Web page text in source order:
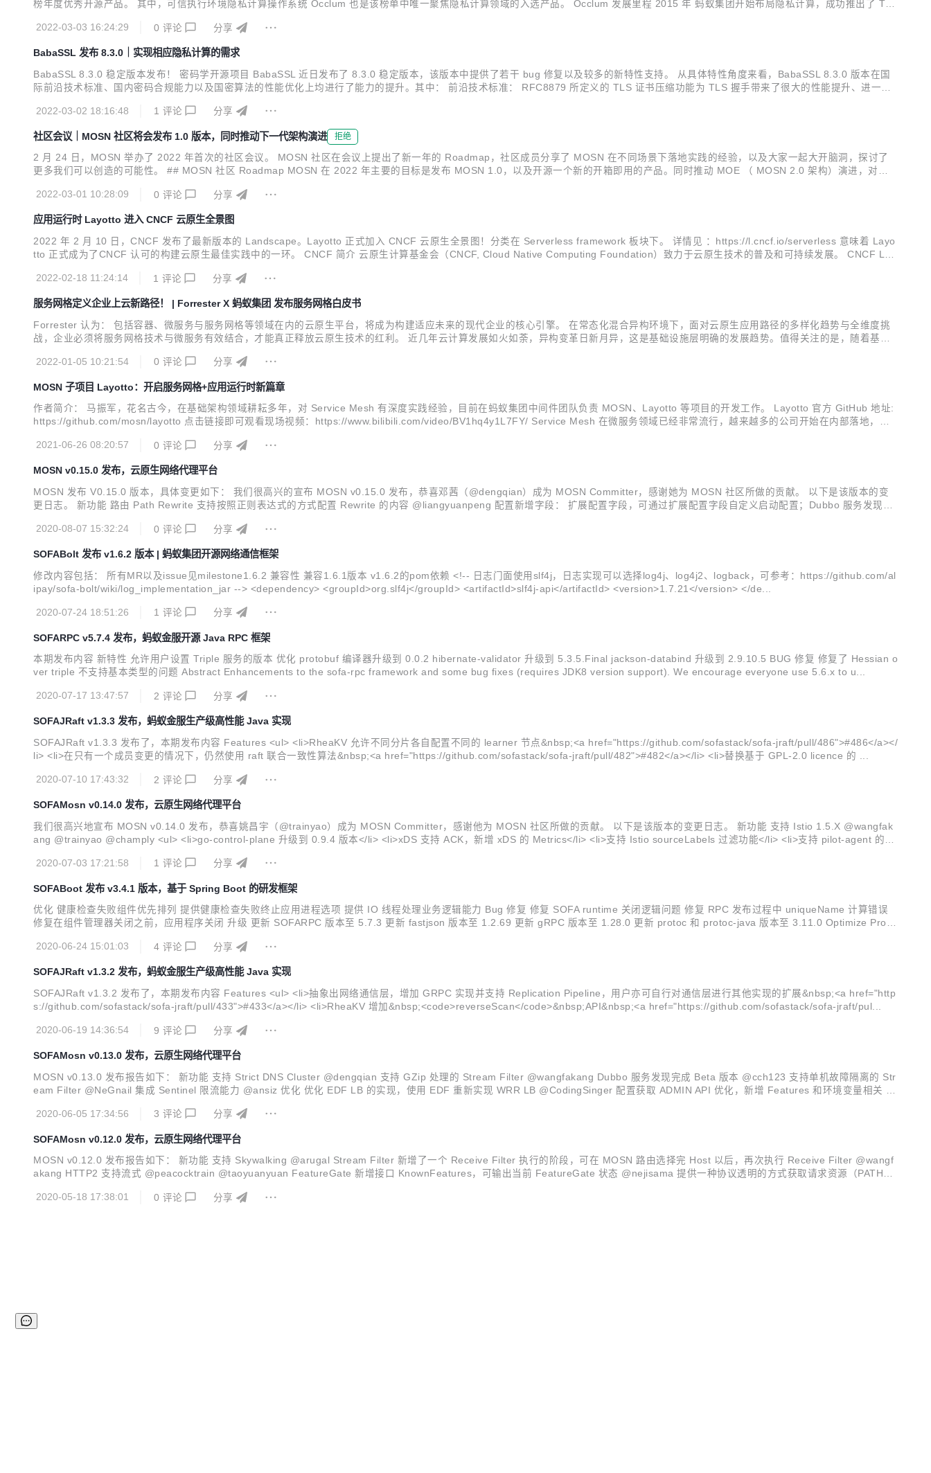
榜年度优秀开源产品。 其中，可信执行环境隐私计算操作系统 Occlum 也是该榜单中唯一聚焦隐私计算领域的入选产品。 Occlum 发展里程 2015 年 蚂蚁集团开始布局隐私计算，成功推出了 TE
2022-03-03 16:24:29
0 评论 分享
BabaSSL 发布 8.3.0｜实现相应隐私计算的需求
BabaSSL 8.3.0 稳定版本发布！ 密码学开源项目 BabaSSL 近日发布了 8.3.0 稳定版本，该版本中提供了若干 bug 修复以及较多的新特性支持。 从具体特性角度来看，BabaSSL 8.3.0 版本在国
际前沿技术标准、国内密码合规能力以及国密算法的性能优化上均进行了能力的提升。其中： 前沿技术标准： RFC8879 所定义的 TLS 证书压缩功能为 TLS 握手带来了很大的性能提升、进一步
2022-03-02 18:16:48
1 评论 分享
社区会议｜MOSN 社区将会发布 1.0 版本，同时推动下一代架构演进 拒绝
2 月 24 日，MOSN 举办了 2022 年首次的社区会议。 MOSN 社区在会议上提出了新一年的 Roadmap，社区成员分享了 MOSN 在不同场景下落地实践的经验，以及大家一起大开脑洞，探讨了
更多我们可以创造的可能性。 ## MOSN 社区 Roadmap MOSN 在 2022 年主要的目标是发布 MOSN 1.0，以及开源一个新的开箱即用的产品。同时推动 MOE （ MOSN 2.0 架构）演进，对接
2022-03-01 10:28:09
0 评论 分享
应用运行时 Layotto 进入 CNCF 云原生全景图
2022 年 2 月 10 日，CNCF 发布了最新版本的 Landscape。Layotto 正式加入 CNCF 云原生全景图！分类在 Serverless framework 板块下。 详情见 ：https://l.cncf.io/serverless 意味着 Layo
tto 正式成为了CNCF 认可的构建云原生最佳实践中的一环。 CNCF 简介 云原生计算基金会（CNCF, Cloud Native Computing Foundation）致力于云原生技术的普及和可持续发展。 CNCF Lan
2022-02-18 11:24:14
1 评论 分享
服务网格定义企业上云新路径！ | Forrester X 蚂蚁集团 发布服务网格白皮书
Forrester 认为： 包括容器、微服务与服务网格等领域在内的云原生平台，将成为构建适应未来的现代企业的核心引擎。 在常态化混合异构环境下，面对云原生应用路径的多样化趋势与全维度挑
战，企业必须将服务网格技术与微服务有效结合，才能真正释放云原生技术的红利。 近几年云计算发展如火如荼，异构变革日新月异，这是基础设施层明确的发展趋势。值得关注的是，随着基础
最大化上云价值？ 服务网格（SOFAStack Mesh）是蚂蚁集团自主...
2022-01-05 10:21:54 0 评论 分享
MOSN 子项目 Layotto：开启服务网格+应用运行时新篇章
作者简介： 马振军，花名古今，在基础架构领域耕耘多年，对 Service Mesh 有深度实践经验，目前在蚂蚁集团中间件团队负责 MOSN、Layotto 等项目的开发工作。 Layotto 官方 GitHub 地址:
https://github.com/mosn/layotto 点击链接即可观看现场视频：https://www.bilibili.com/video/BV1hq4y1L7FY/ Service Mesh 在微服务领域已经非常流行，越来越多的公司开始在内部落地，蚂
2021-06-26 08:20:57
0 评论 分享
MOSN v0.15.0 发布，云原生网络代理平台
MOSN 发布 V0.15.0 版本，具体变更如下： 我们很高兴的宣布 MOSN v0.15.0 发布，恭喜邓茜（@dengqian）成为 MOSN Committer，感谢她为 MOSN 社区所做的贡献。 以下是该版本的变
更日志。 新功能 路由 Path Rewrite 支持按照正则表达式的方式配置 Rewrite 的内容 @liangyuanpeng 配置新增字段： 扩展配置字段，可通过扩展配置字段自定义启动配置；Dubbo 服务发现配
2020-08-07 15:32:24
0 评论 分享
SOFABolt 发布 v1.6.2 版本 | 蚂蚁集团开源网络通信框架
修改内容包括： 所有MR以及issue见milestone1.6.2 兼容性 兼容1.6.1版本 v1.6.2的pom依赖 <!-- 日志门面使用slf4j，日志实现可以选择log4j、log4j2、logback，可参考：https://github.com/al
ipay/sofa-bolt/wiki/log_implementation_jar --> <dependency> <groupId>org.slf4j</groupId> <artifactId>slf4j-api</artifactId> <version>1.7.21</version> </de...
2020-07-24 18:51:26 1 评论 分享
SOFARPC v5.7.4 发布，蚂蚁金服开源 Java RPC 框架
本期发布内容 新特性 允许用户设置 Triple 服务的版本 优化 protobuf 编译器升级到 0.0.2 hibernate-validator 升级到 5.3.5.Final jackson-databind 升级到 2.9.10.5 BUG 修复 修复了 Hessian o
ver triple 不支持基本类型的问题 Abstract Enhancements to the sofa-rpc framework and some bug fixes (requires JDK8 version support). We encourage everyone use 5.6.x to u...
2020-07-17 13:47:57 2 评论 分享
SOFAJRaft v1.3.3 发布，蚂蚁金服生产级高性能 Java 实现
SOFAJRaft v1.3.3 发布了，本期发布内容 Features <ul> <li>RheaKV 允许不同分片各自配置不同的 learner 节点&nbsp;<a href="https://github.com/sofastack/sofa-jraft/pull/486">#486</a></
li> <li>在只有一个成员变更的情况下，仍然使用 raft 联合一致性算法&nbsp;<a href="https://github.com/sofastack/sofa-jraft/pull/482">#482</a></li> <li>替换基于 GPL-2.0 licence 的 ...
2020-07-10 17:43:32 2 评论 分享
SOFAMosn v0.14.0 发布，云原生网络代理平台
我们很高兴地宣布 MOSN v0.14.0 发布，恭喜姚昌宇（@trainyao）成为 MOSN Committer，感谢他为 MOSN 社区所做的贡献。 以下是该版本的变更日志。 新功能 支持 Istio 1.5.X @wangfak
ang @trainyao @champly <ul> <li>go-control-plane 升级到 0.9.4 版本</li> <li>xDS 支持 ACK，新增 xDS 的 Metrics</li> <li>支持 Istio sourceLabels 过滤功能</li> <li>支持 pilot-agent 的探
2020-07-03 17:21:58
1 评论 分享
SOFABoot 发布 v3.4.1 版本，基于 Spring Boot 的研发框架
优化 健康检查失败组件优先排列 提供健康检查失败终止应用进程选项 提供 IO 线程处理业务逻辑能力 Bug 修复 修复 SOFA runtime 关闭逻辑问题 修复 RPC 发布过程中 uniqueName 计算错误
修复在组件管理器关闭之前，应用程序关闭 升级 更新 SOFARPC 版本至 5.7.3 更新 fastjson 版本至 1.2.69 更新 gRPC 版本至 1.28.0 更新 protoc 和 protoc-java 版本至 3.11.0 Optimize Provi
2020-06-24 15:01:03
4 评论 分享
SOFAJRaft v1.3.2 发布，蚂蚁金服生产级高性能 Java 实现
SOFAJRaft v1.3.2 发布了，本期发布内容 Features <ul> <li>抽象出网络通信层，增加 GRPC 实现并支持 Replication Pipeline，用户亦可自行对通信层进行其他实现的扩展&nbsp;<a href="http
s://github.com/sofastack/sofa-jraft/pull/433">#433</a></li> <li>RheaKV 增加&nbsp;<code>reverseScan</code>&nbsp;API&nbsp;<a href="https://github.com/sofastack/sofa-jraft/pul...
2020-06-19 14:36:54 9 评论 分享
SOFAMosn v0.13.0 发布，云原生网络代理平台
MOSN v0.13.0 发布报告如下： 新功能 支持 Strict DNS Cluster @dengqian 支持 GZip 处理的 Stream Filter @wangfakang Dubbo 服务发现完成 Beta 版本 @cch123 支持单机故障隔离的 Str
eam Filter @NeGnail 集成 Sentinel 限流能力 @ansiz 优化 优化 EDF LB 的实现，使用 EDF 重新实现 WRR LB @CodingSinger 配置获取 ADMIN API 优化，新增 Features 和环境变量相关 A
2020-06-05 17:34:56
3 评论 分享
SOFAMosn v0.12.0 发布，云原生网络代理平台
MOSN v0.12.0 发布报告如下： 新功能 支持 Skywalking @arugal Stream Filter 新增了一个 Receive Filter 执行的阶段，可在 MOSN 路由选择完 Host 以后，再次执行 Receive Filter @wangf
akang HTTP2 支持流式 @peacocktrain @taoyuanyuan FeatureGate 新增接口 KnownFeatures，可输出当前 FeatureGate 状态 @nejisama 提供一种协议透明的方式获取请求资源（PATH、
2020-05-18 17:38:01
0 评论 分享